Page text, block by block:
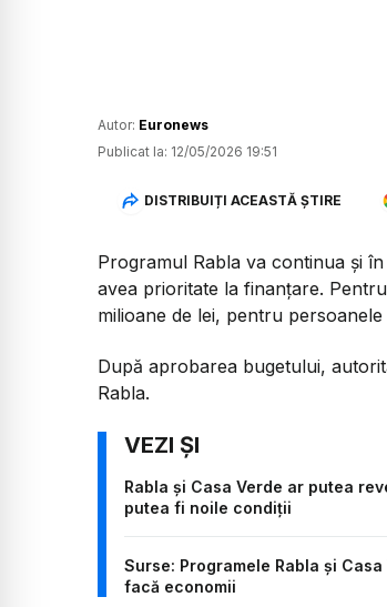
Autor: Euronews
Publicat la: 12/05/2026 19:51
DISTRIBUIȚI ACEASTĂ ȘTIRE
Programul Rabla va continua și
avea prioritate la finanțare.
milioane de lei, pentru persoanele
După aprobarea bugetului,
Rabla.
Rabla și Casa Verde ar putea
putea fi noile condiții
Surse: Programele Rabla și
facă economii